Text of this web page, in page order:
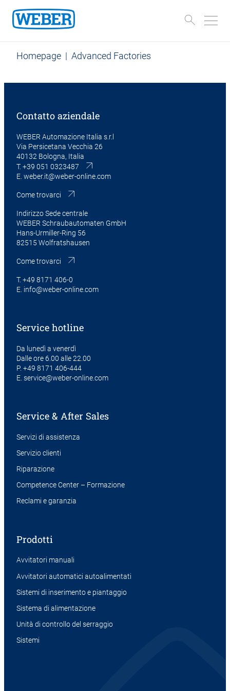
Homepage | Advanced Factories
Contatto aziendale
WEBER Automazione Italia s.r.l
Via Persicetana Vecchia 26
40132 Bologna, Italia
T. +39 051 0323487
E. weber.it@weber-online.com
Come trovarci
Indirizzo Sede centrale
WEBER Schraubautomaten GmbH
Hans-Urmiller-Ring 56
82515 Wolfratshausen
Come trovarci
T. +49 8171 406-0
E. info@weber-online.com
Service hotline
Da lunedì a venerdì
Dalle ore 6.00 alle 22.00
P. +49 8171 406-444
E. service@weber-online.com
Service & After Sales
Servizi di assistenza
Servizio clienti
Riparazione
Competence Center – Formazione
Reclami e garanzia
Prodotti
Avvitatori manuali
Avvitatori automatici autoalimentati
Sistemi di inserimento e piantaggio
Sistema di alimentazione
Unità di controllo del serraggio
Sistemi